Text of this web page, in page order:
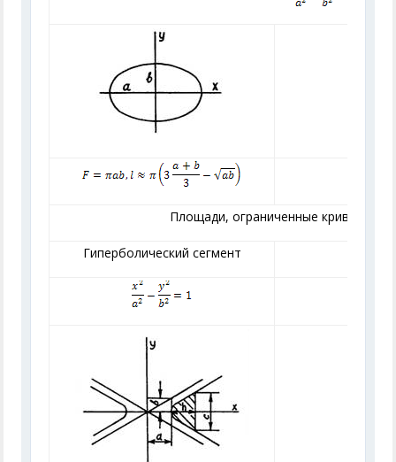
Площади, ограниченные кривыми
Гиперболический сегмент